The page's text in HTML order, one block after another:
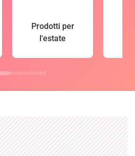
Prodotti per
l'estate